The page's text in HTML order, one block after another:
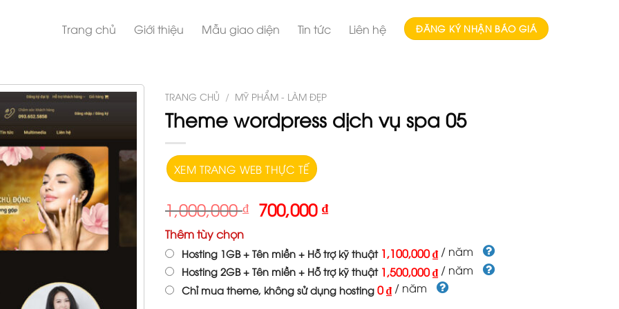
Trang chủ Giới thiệu Mẫu giao diện Tin tức Liên hệ ĐĂNG KÝ NHẬN BÁO GIÁ
TRANG CHỦ / MỸ PHẨM - LÀM ĐẸP
Theme wordpress dịch vụ spa 05
XEM TRANG WEB THỰC TẾ
1,000,000₫ 700,000₫
Thêm tùy chọn
Hosting 1GB + Tên miền + Hỗ trợ kỹ thuật 1,100,000 ₫ / năm
Hosting 2GB + Tên miền + Hỗ trợ kỹ thuật 1,500,000 ₫ / năm
Chỉ mua theme, không sử dụng hosting 0 ₫ / năm